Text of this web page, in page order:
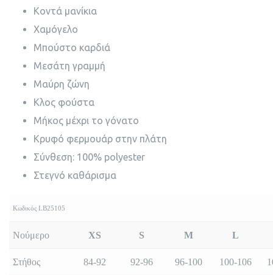
Κοντά μανίκια
Χαμόγελο
Μπούστο καρδιά
Μεσάτη γραμμή
Μαύρη ζώνη
Κλος φούστα
Μήκος μέχρι το γόνατο
Κρυφό φερμουάρ στην πλάτη
Σύνθεση: 100% polyester
Στεγνό καθάρισμα
Κωδικός LB25105
Νούμερο XS S M L
Στήθος 84-92 92-96 96-100 100-106